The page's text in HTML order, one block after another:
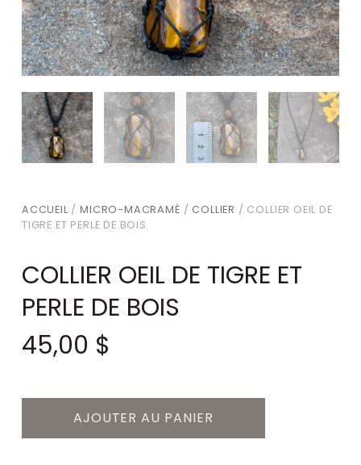
ACCUEIL /MICRO-MACRAMÉ / COLLIER / COLLIER OEIL DE
TIGRE ET PERLE DE BOIS
COLLIER OEIL DE TIGRE ET
PERLE DE BOIS
45,00 $
AJOUTER AU PANIER